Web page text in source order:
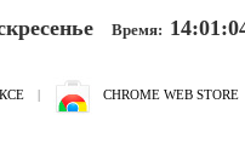
Время:
| CHROME WEB STORE